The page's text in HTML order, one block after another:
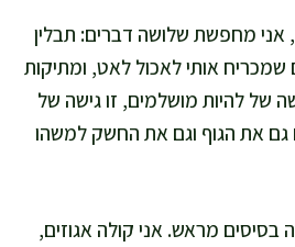
אני מחפשת שלושה דברים: תבלין
אותי לאכול לאט, ומתיקות
של להיות מושלמים, זו גישה של
גם את הגוף וגם את החשק למשהו
בסיסים מראש. אני קולה אגוזים,